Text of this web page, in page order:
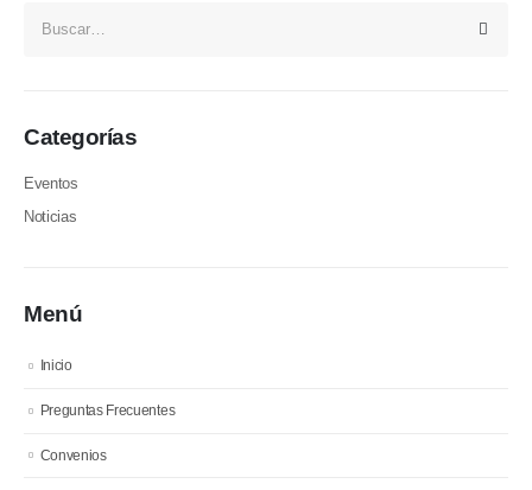
Categorías
Eventos
Noticias
Menú
Inicio
Preguntas Frecuentes
Convenios